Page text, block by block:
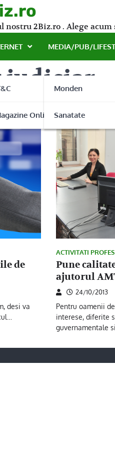
2Biz.ro . Alege
Online
MEDIA/PUB/
Monden
Sanatate
judiciar
de
desi va
ACTIVITATI
Pune
ajutorul
24/10/2013
Pentru oamenii
interese, diferite
guvernamentale